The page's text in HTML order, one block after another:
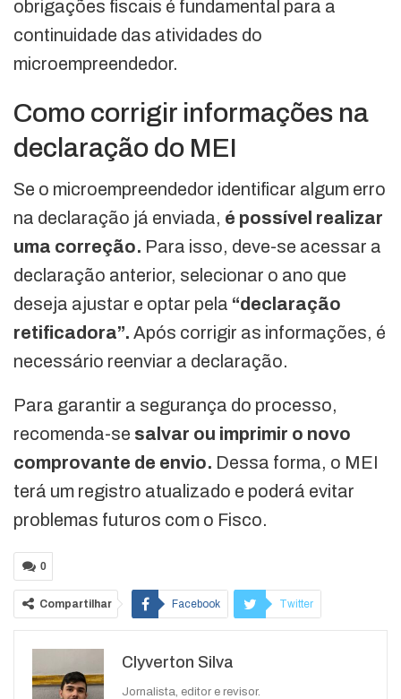
obrigações fiscais é fundamental para a
continuidade das atividades do
microempreendedor.
Como corrigir informações na
declaração do MEI
Se o microempreendedor identificar algum erro
na declaração já enviada, é possível realizar
uma correção. Para isso, deve-se acessar a
declaração anterior, selecionar o ano que
deseja ajustar e optar pela “declaração
retificadora”. Após corrigir as informações, é
necessário reenviar a declaração.
Para garantir a segurança do processo,
recomenda-se salvar ou imprimir o novo
comprovante de envio. Dessa forma, o MEI
terá um registro atualizado e poderá evitar
problemas futuros com o Fisco.
0
Compartilhar Facebook Twitter
WhatsApp
Clyverton Silva
Jornalista, editor e revisor.